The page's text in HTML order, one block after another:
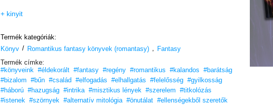
Ha kudarcot vall, a királyságát lassú pusztulásra ítéli a Rothadás keze által.
Sera mindig is tudta, hogy ki ő. Kiválasztott. Hitves. Orgyilkos. Fegyver.
Egy szörnyeteg. Egészen addig, amíg ő el nem jön érte…
Amíg a Halál Ősi Lényének sorsa össze nem fonódik az övével.
És a férfi csábító érintése olyan szenvedélyt lobbant fel benne,
amilyet soha nem élt még át, és amit nem is érezhetne iránta.
De Serának sosem volt választása.
+ kinyit
Termék kategóriák:
Könyv / Romantikus fantasy könyvek (romantasy) , Fantasy
Termék címke:
#könyveink #éldekorált #fantasy #regény #romantikus #kalandos #barátság
#bizalom #bűn #család #elfogadás #elhallgatás #felelősség #gyilkosság
#háború #hazugság #intrika #misztikus lények #szerelem #titkolózás
#istenek #szörnyek #alternatív mitológia #önutálat #ellenségekből szeretők